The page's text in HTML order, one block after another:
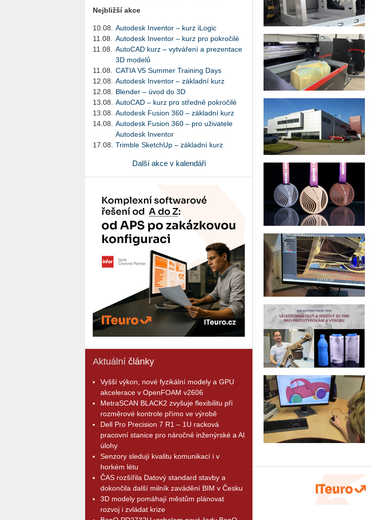
Nejbližší akce
10.08.
Autodesk Inventor – kurz iLogic
11.08.
Autodesk Inventor – kurz pro pokročilé
11.08.
AutoCAD kurz – vytváření a prezentace
3D modelů
11.08.
CATIA V5 Summer Training Days
12.08.
Autodesk Inventor – základní kurz
12.08.
Blender – úvod do 3D
13.08.
AutoCAD – kurz pro středně pokročilé
13.08.
Autodesk Fusion 360 – základní kurz
14.08.
Autodesk Fusion 360 – pro uživatele
Autodesk Inventor
17.08.
Trimble SketchUp – základní kurz
Další akce v kalendáři
Aktuální články
Vyšší výkon, nové fyzikální modely a GPU
akcelerace v OpenFOAM v2606
MetraSCAN BLACK2 zvyšuje flexibilitu při
rozměrové kontrole přímo ve výrobě
Dell Pro Precision 7 R1 – 1U racková
pracovní stanice pro náročné inženýrské a AI
úlohy
Senzory sledují kvalitu komunikací i v
horkém létu
ČAS rozšířila Datový standard stavby a
dokončila další milník zavádění BIM v Česku
3D modely pomáhají městům plánovat
rozvoj i zvládat krize